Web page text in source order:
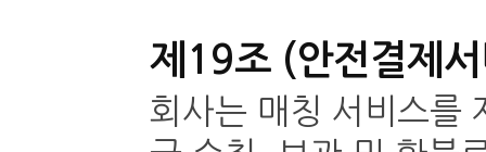
제19조 (안전결제
회사는 매칭 서비스를